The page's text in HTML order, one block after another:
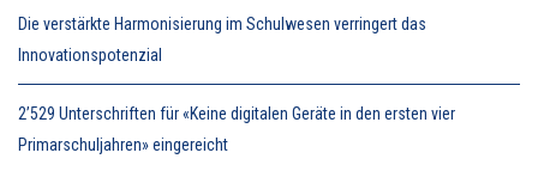
Die verstärkte Harmonisierung im Schulwesen verringert das
Innovationspotenzial
2’529 Unterschriften für «Keine digitalen Geräte in den ersten vier
Primarschuljahren» eingereicht